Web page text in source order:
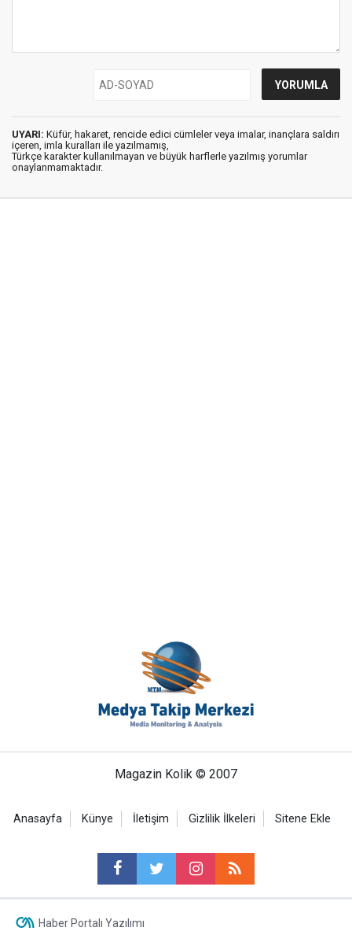
UYARI: Küfür, hakaret, rencide edici cümleler veya imalar, inançlara saldırı
içeren, imla kuralları ile yazılmamış,
Türkçe karakter kullanılmayan ve büyük harflerle yazılmış yorumlar
onaylanmamaktadır.
Magazin Kolik © 2007
Anasayfa Künye İletişim Gizlilik İlkeleri Sitene Ekle
Haber Portalı Yazılımı